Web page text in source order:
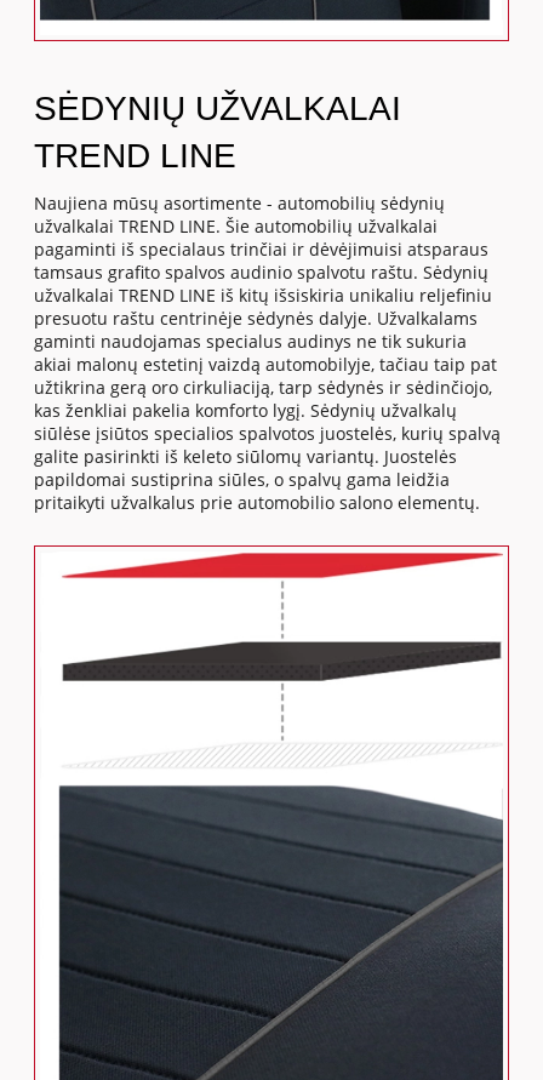
SĖDYNIŲ UŽVALKALAI
TREND LINE
Naujiena mūsų asortimente - automobilių sėdynių
užvalkalai TREND LINE. Šie automobilių užvalkalai
pagaminti iš specialaus trinčiai ir dėvėjimuisi atsparaus
tamsaus grafito spalvos audinio spalvotu raštu. Sėdynių
užvalkalai TREND LINE iš kitų išsiskiria unikaliu reljefiniu
presuotu raštu centrinėje sėdynės dalyje. Užvalkalams
gaminti naudojamas specialus audinys ne tik sukuria
akiai malonų estetinį vaizdą automobilyje, tačiau taip pat
užtikrina gerą oro cirkuliaciją, tarp sėdynės ir sėdinčiojo,
kas ženkliai pakelia komforto lygį. Sėdynių užvalkalų
siūlėse įsiūtos specialios spalvotos juostelės, kurių spalvą
galite pasirinkti iš keleto siūlomų variantų. Juostelės
papildomai sustiprina siūles, o spalvų gama leidžia
pritaikyti užvalkalus prie automobilio salono elementų.